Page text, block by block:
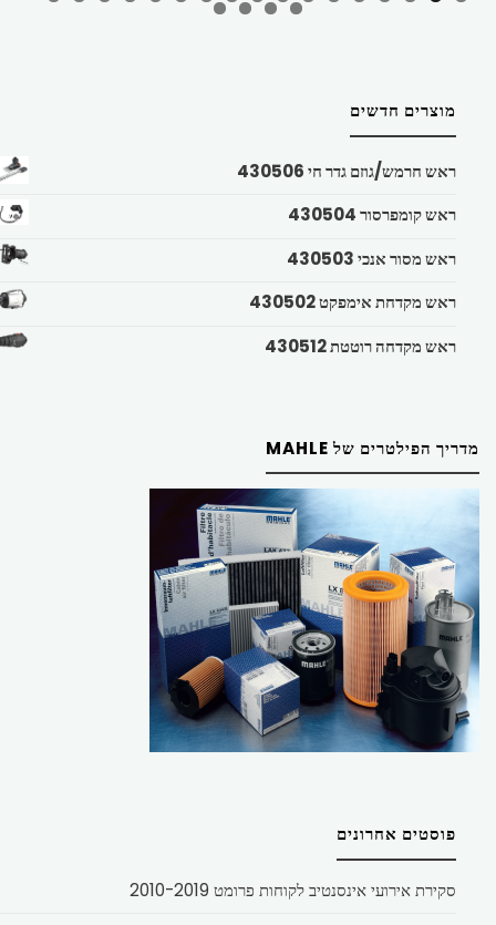
מוצרים חדשים
ראש חרמש/גוזם גדר חי 430506
ראש קומפרסור 430504
ראש מסור אנכי 430503
ראש מקדחת אימפקט 430502
ראש מקדחה רוטטת 430512
מדריך הפילטרים של MAHLE
פוסטים אחרונים
סקירת אירועי אינסנטיב לקוחות פרומט 2010-2019